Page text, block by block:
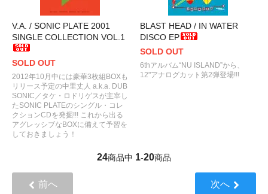
V.A. / SONIC PLATE 2001
SINGLE COLLECTION VOL.1
SOLD OUT
2012年10月中には豪華3枚組BOXも
リリース予定の中里丈人 a.k.a. DUB
SONIC／タケ・ロドリゲスが主宰し
たSONIC PLATEのシングル・コレ
クションCDを発掘!!! これから出る
アグレッシブなBOXに備えて予習を
しておきましょう！
BLAST HEAD / IN WATER
DISCO EP
SOLD OUT
6thアルバム“NU ISLAND”から、
12"アナログカット第2弾登場!!!
24商品中 1-20商品
前へ 次へ